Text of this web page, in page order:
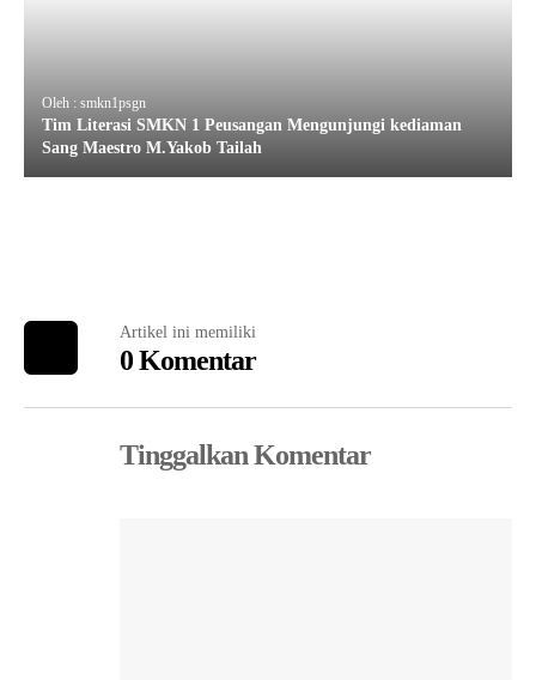
Oleh : smkn1psgn
Tim Literasi SMKN 1 Peusangan Mengunjungi kediaman
Sang Maestro M.Yakob Tailah
Artikel ini memiliki
0 Komentar
Tinggalkan Komentar